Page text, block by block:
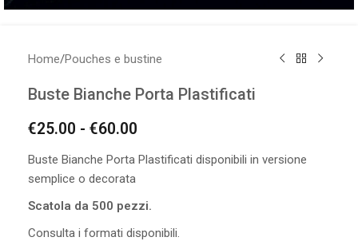
Home/Pouches e bustine
Buste Bianche Porta Plastificati
€25.00 - €60.00
Buste Bianche Porta Plastificati disponibili in versione
semplice o decorata
Scatola da 500 pezzi.
Consulta i formati disponibili.